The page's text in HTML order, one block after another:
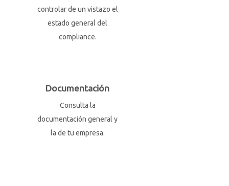
controlar de un vistazo el
estado general del
compliance.
Documentación
Consulta la
documentación general y
la de tu empresa.